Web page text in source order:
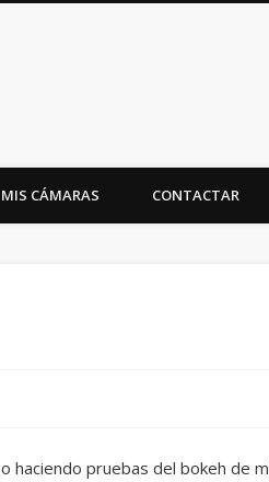
MIS CÁMARAS CONTACTAR
haciendo pruebas del bokeh de